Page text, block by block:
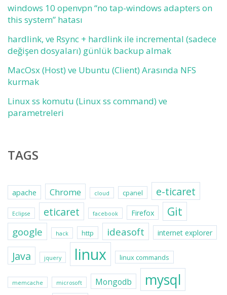
windows 10 openvpn “no tap-windows adapters on
this system” hatası
hardlink, ve Rsync + hardlink ile incremental (sadece
değişen dosyaları) günlük backup almak
MacOsx (Host) ve Ubuntu (Client) Arasında NFS
kurmak
Linux ss komutu (Linux ss command) ve
parametreleri
TAGS
apache Chrome cloud cpanel e-ticaret
Eclipse eticaret facebook Firefox Git
google hack http ideasoft internet explorer
Java jquery linux linux commands
memcache microsoft Mongodb mysql